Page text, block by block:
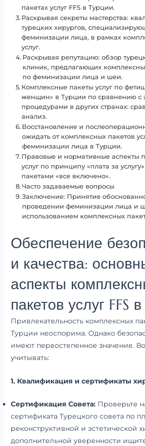
пакетах услуг FFS в Турции.
Раскрывая секреты мастерства:
турецких хирургов,
феминизации лица, в рамках
услуг.
Раскрывая репутацию: обзор
клиник, предлагающих
по феминизации лица и шеи.
Комплексные пакеты услуг по
женщин» в Турции по сравнению с
процедурами в других странах:
анализ.
Восстановление и
ожидать от комплексных пакетов
феминизации лица в Турции.
Правовые и нормативные аспекты
услуг по принципу «плата за
пакетами «все включено».
Часто задаваемые вопросы
Заключение: Принятие
проведении феминизации лица и
использованием комплексных
Обеспечение
и качества:
аспекты
пакетов услуг FFS
Привлекательность комплексных
Турции неоспорима. Однако
имеют первостепенное значение.
учитывать:
1. Квалификация и сертификаты
Сертификация Совета:Проверьте
сертификата Турецкого совета по
реконструктивной и эстетической
дополнительной уверенности